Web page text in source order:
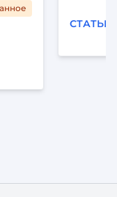
СТАТЬИ